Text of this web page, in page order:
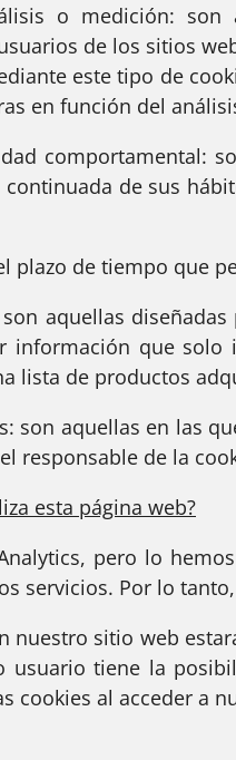
o medición: son
de los sitios
este tipo de
en función del
comportamental:
de sus
plazo de tiempo que
aquellas diseñadas
información que
lista de productos
son aquellas en las
responsable de la
esta página web?
pero lo
servicios. Por lo
nuestro sitio web
usuario tiene la
cookies al acceder a